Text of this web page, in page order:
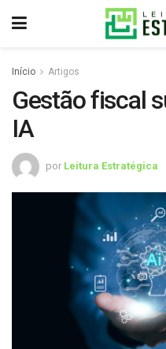
Início Artigos
Gestão fiscal
IA
por Leitura Estratégica